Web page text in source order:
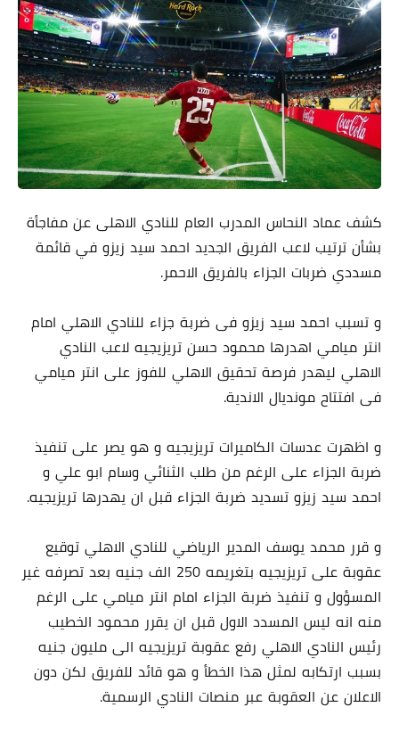
كشف عماد النحاس المدرب العام للنادي الاهلى عن مفاجأة
بشأن ترتيب لاعب الفريق الجديد احمد سيد زيزو في قائمة
مسددي ضربات الجزاء بالفريق الاحمر.
و تسبب احمد سيد زيزو فى ضربة جزاء للنادي الاهلي امام
انتر ميامي اهدرها محمود حسن تريزيجيه لاعب النادي
الاهلي ليهدر فرصة تحقيق الاهلي للفوز على انتر ميامي
فى افتتاح مونديال الاندية.
و اظهرت عدسات الكاميرات تريزيجيه و هو يصر على تنفيذ
ضربة الجزاء على الرغم من طلب الثنائي وسام ابو علي و
احمد سيد زيزو تسديد ضربة الجزاء قبل ان يهدرها تريزيجيه.
و قرر محمد يوسف المدير الرياضي للنادي الاهلي توقيع
عقوبة على تريزيجيه بتغريمه 250 الف جنيه بعد تصرفه غير
المسؤول و تنفيذ ضربة الجزاء امام انتر ميامي على الرغم
منه انه ليس المسدد الاول قبل ان يقرر محمود الخطيب
رئيس النادي الاهلي رفع عقوبة تريزيجيه الى مليون جنيه
بسبب ارتكابه لمثل هذا الخطأ و هو قائد للفريق لكن دون
الاعلان عن العقوبة عبر منصات النادي الرسمية.